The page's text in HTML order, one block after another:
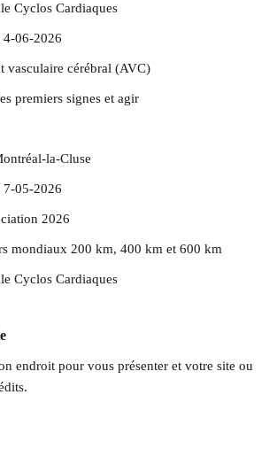
Cyclos Cardiaques
4-06-2026
vasculaire cérébral (AVC)
premiers signes et agir
la-Cluse
7-05-2026
2026
mondiaux 200 km, 400 km et 600 km
Cyclos Cardiaques
endroit pour vous présenter et votre site ou